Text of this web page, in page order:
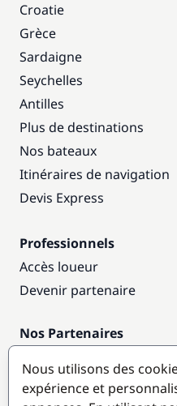
Croatie
Grèce
Sardaigne
Seychelles
Antilles
Plus de destinations
Nos bateaux
Itinéraires de navigation
Devis Express
Professionnels
Accès loueur
Devenir partenaire
Nos Partenaires
Nous utilisons des
expérience et